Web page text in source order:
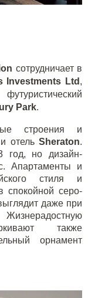
сотрудничает в
Investments Ltd ,
Park.
строения и
отель Sheraton.
год, но дизайн-
Апартаменты и
стиля и
спокойной серо-
даже при
также
орнамент